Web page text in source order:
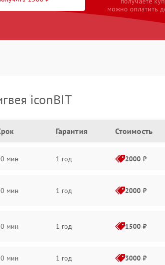
можно оплатить
iconBIT
Гарантия Стоимость
мин 1 год 2000 ₽
мин 1 год 2000 ₽
мин 1 год 1500 ₽
мин 1 год 3000 ₽